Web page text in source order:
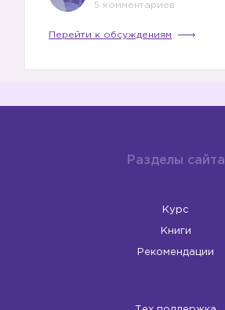
5 комментариев
Перейти к обсуждениям
Разделы сайта
Курс
Книги
Рекомендации